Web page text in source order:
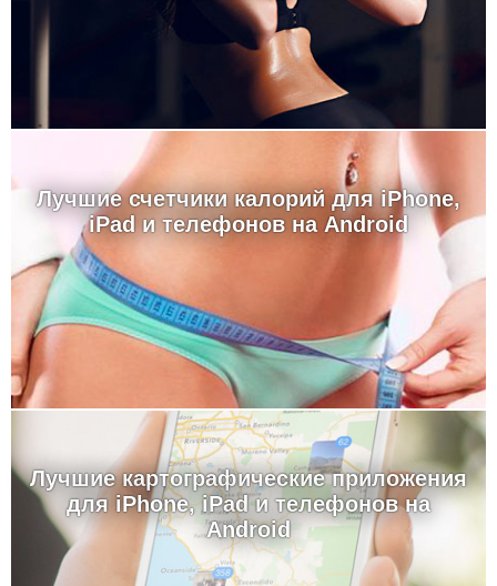
Лучшие счетчики калорий для iPhone,
iPad и телефонов на Android
Лучшие картографические приложения
для iPhone, iPad и телефонов на
Android